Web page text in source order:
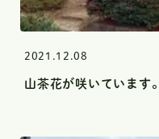
2021.12.08
山茶花が咲いています。